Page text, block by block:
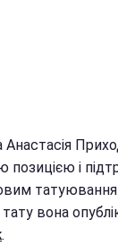
Анастасія
і
вона
.